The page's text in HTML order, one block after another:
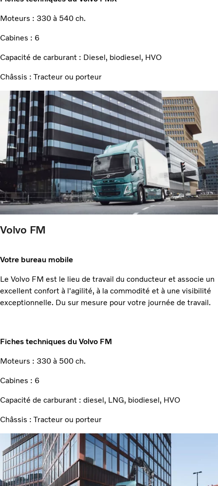
Moteurs : 330 à 540 ch.
Cabines : 6
Capacité de carburant : Diesel, biodiesel, HVO
Châssis : Tracteur ou porteur
Volvo FM
Votre bureau mobile
Le Volvo FM est le lieu de travail du conducteur et associe un
excellent confort à l'agilité, à la commodité et à une visibilité
exceptionnelle. Du sur mesure pour votre journée de travail.
Fiches techniques du Volvo FM
Moteurs : 330 à 500 ch.
Cabines : 6
Capacité de carburant : diesel, LNG, biodiesel, HVO
Châssis : Tracteur ou porteur